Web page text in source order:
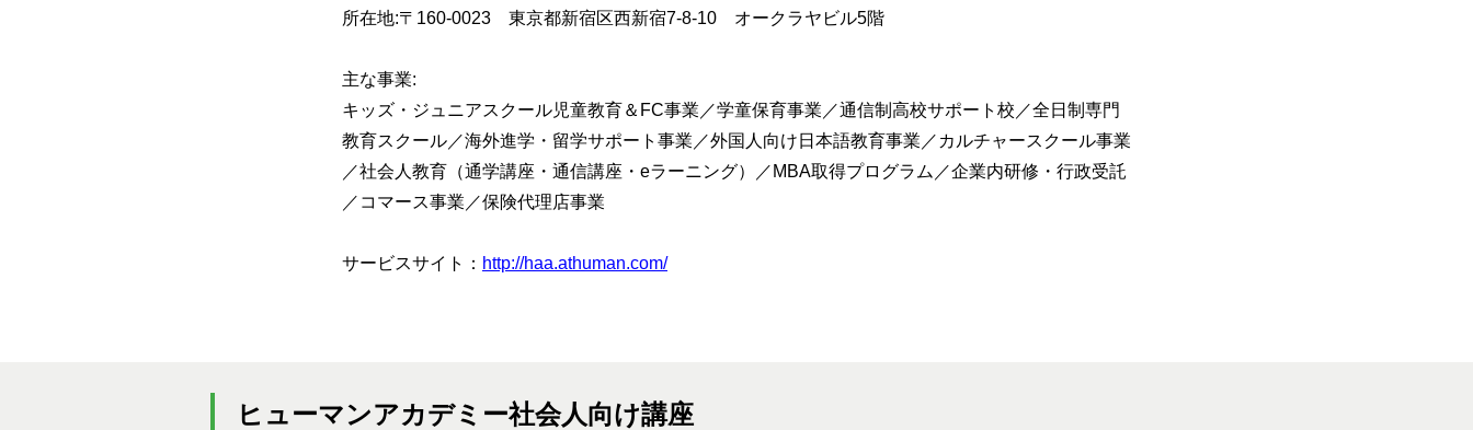
所在地:〒160-0023 東京都新宿区西新宿7-8-10 オークラヤビル5階
主な事業:
キッズ・ジュニアスクール児童教育＆FC事業／学童保育事業／通信制高校サポート校／全日制専門
教育スクール／海外進学・留学サポート事業／外国人向け日本語教育事業／カルチャースクール事業
／社会人教育（通学講座・通信講座・eラーニング）／MBA取得プログラム／企業内研修・行政受託
／コマース事業／保険代理店事業
サービスサイト： http://haa.athuman.com/
ヒューマンアカデミー社会人向け講座